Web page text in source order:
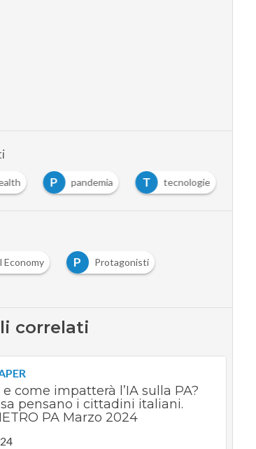
P pandemia T tecnologie
Economy P Protagonisti
correlati
come impatterà l’IA sulla PA?
pensano i cittadini italiani.
PA Marzo 2024